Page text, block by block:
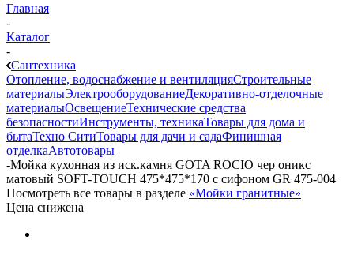
Главная
-
Каталог
-
Сантехника
Отопление, водоснабжение и вентиляцияСтроительные
материалыЭлектрооборудованиеДекоративно-отделочные
материалыОсвещениеТехнические средства
безопасностиИнструменты, техникаТовары для дома и
бытаТехно СитиТовары для дачи и садаФинишная
отделкаАвтотовары
-Мойка кухонная из иск.камня GOTA ROCIO чер оникс
матовый SOFT-TOUCH 475*475*170 с сифоном GR 475-004
Посмотреть все товары в разделе «Мойки гранитные»
Цена снижена